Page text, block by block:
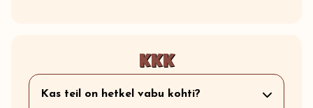
KKK
Kas teil on hetkel vabu kohti?